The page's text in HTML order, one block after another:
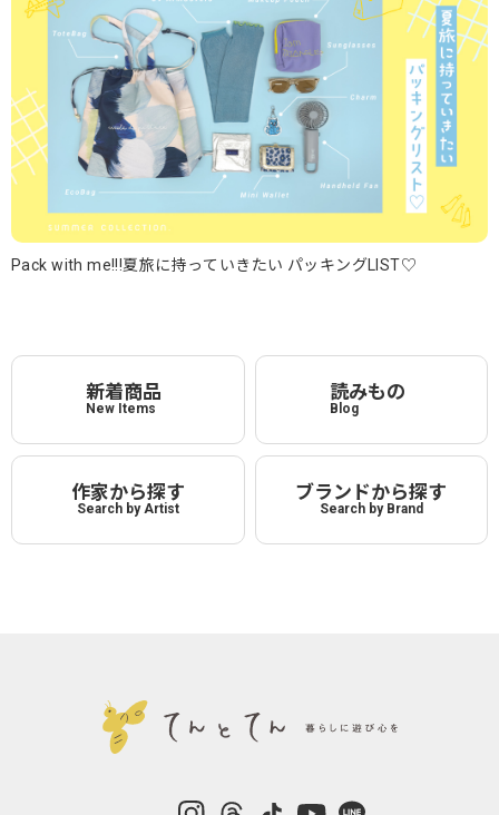
Pack with me!!!夏旅に持っていきたい パッキングLIST♡
新着商品
New Items
読みもの
Blog
作家から探す
Search by Artist
ブランドから探す
Search by Brand
instagramThreads TikTok LINE